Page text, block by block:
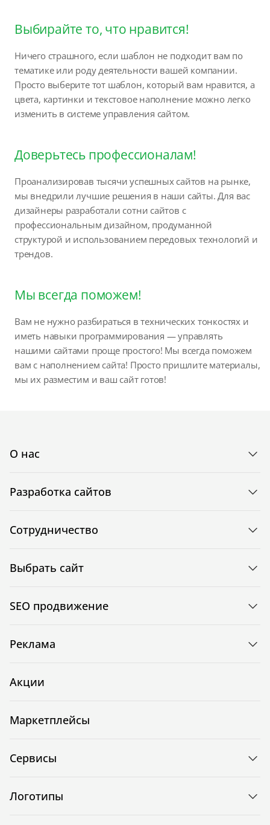
Выбирайте то, что нравится!
Ничего страшного, если шаблон не подходит вам по
тематике или роду деятельности вашей компании.
Просто выберите тот шаблон, который вам нравится, а
цвета, картинки и текстовое наполнение можно легко
изменить в системе управления сайтом.
Доверьтесь профессионалам!
Проанализировав тысячи успешных сайтов на рынке,
мы внедрили лучшие решения в наши сайты. Для вас
дизайнеры разработали сотни сайтов с
профессиональным дизайном, продуманной
структурой и использованием передовых технологий и
трендов.
Мы всегда поможем!
Вам не нужно разбираться в технических тонкостях и
иметь навыки программирования — управлять
нашими сайтами проще простого! Мы всегда поможем
вам с наполнением сайта! Просто пришлите материалы,
мы их разместим и ваш сайт готов!
О нас
Разработка сайтов
Сотрудничество
Выбрать сайт
SEO продвижение
Реклама
Акции
Маркетплейсы
Сервисы
Логотипы